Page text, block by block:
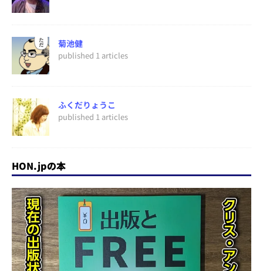
菊池健
published 1 articles
ふくだりょうこ
published 1 articles
HON.jpの本